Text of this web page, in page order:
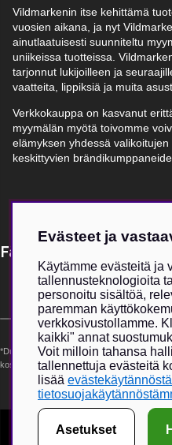
Vildmarkenin itse kehittämä
vuosien aikana, ja nyt
ainutlaatuisesti suunniteltu
uniikeissa tuotteissa.
tarjonnut lukijoilleen ja
vaatteita, lippiksiä ja muita
Verkkokauppa on kasvanut
myymälän myötä toivomme
elämyksen yhdessä
keskittyvien
Få Magasin Vildmarken
postadress
*Du kan även få erbjudanden och nyheter
kostnadsfri och kan avslutas när som helst.
Evästeet ja
Käytämme evästeitä ja
tallennusteknologioita
personoitu sisältöä,
paremman
verkkosivustollamme.
kaikki" annat
Voit milloin tahansa
tallennettuja evästeitä
lisää
Asetukset